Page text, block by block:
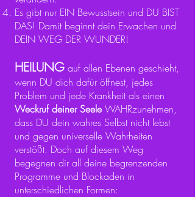
Es gibt nur EIN Bewusstsein und DU BIST
DAS! Damit beginnt dein Erwachen und
DEIN WEG DER WUNDER!
HEILUNG auf allen Ebenen geschieht,
wenn DU dich dafür öffnest, jedes
Problem und jede Krankheit als einen
Weckruf deiner SeeleWAHRzunehmen,
dass DU dein wahres Selbst nicht lebst
und gegen universelle Wahrheiten
verstößt. Doch auf diesem Weg
begegnen dir all deine begrenzenden
Programme und Blockaden in
unterschiedlichen Formen: